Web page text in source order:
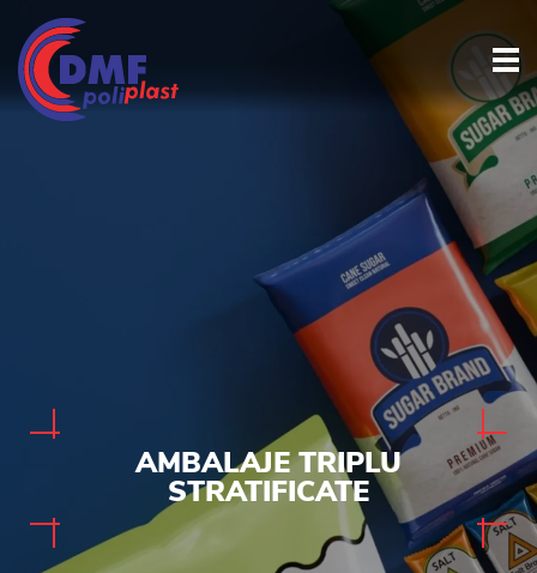
AMBALAJE TRIPLU
STRATIFICATE